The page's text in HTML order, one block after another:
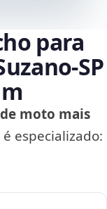
para
moto mais
especializado: